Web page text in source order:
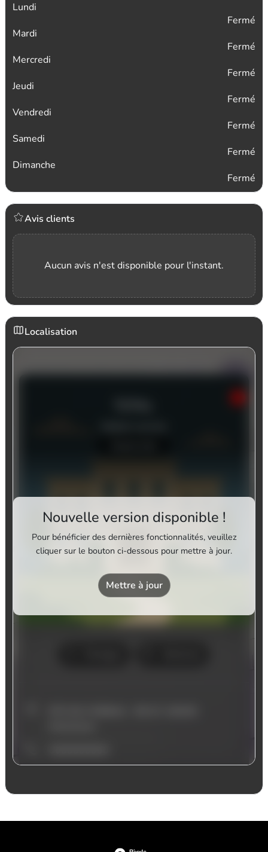
Lundi
Fermé
Mardi
Fermé
Mercredi
Fermé
Jeudi
Fermé
Vendredi
Fermé
Samedi
Fermé
Dimanche
Fermé
Avis clients
Aucun avis n'est disponible pour l'instant.
Localisation